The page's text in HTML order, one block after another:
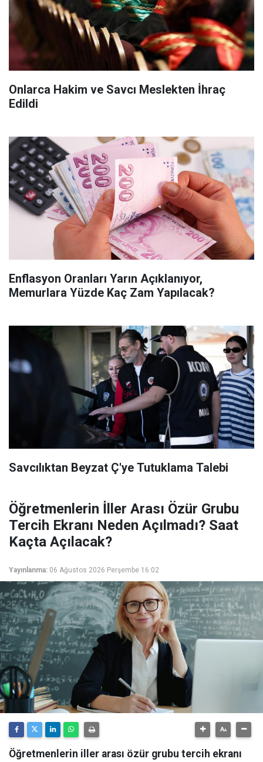
Onlarca Hakim ve Savcı Meslekten İhraç
Edildi
Enflasyon Oranları Yarın Açıklanıyor,
Memurlara Yüzde Kaç Zam Yapılacak?
Savcılıktan Beyzat Ç'ye Tutuklama Talebi
Öğretmenlerin İller Arası Özür Grubu
Tercih Ekranı Neden Açılmadı? Saat
Kaçta Açılacak?
Yayınlanma: 06 Ağustos 2026 Perşembe 16:02
Öğretmenlerin iller arası özür grubu tercih ekranı